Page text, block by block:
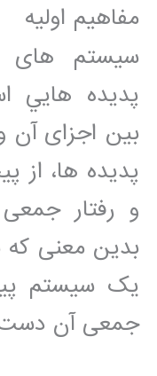
مفاهیم اولیه
سيستم های
پديده هایي
بين اجزای آن
پديده ها، از
و رفتار
بدين معنی
یک سيستم
جمعی آن